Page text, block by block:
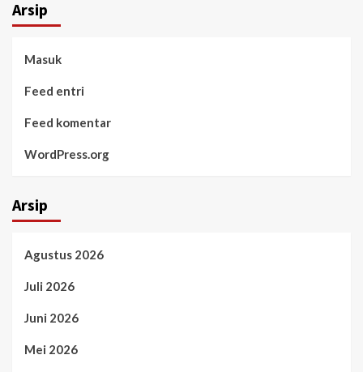
Arsip
Masuk
Feed entri
Feed komentar
WordPress.org
Arsip
Agustus 2026
Juli 2026
Juni 2026
Mei 2026